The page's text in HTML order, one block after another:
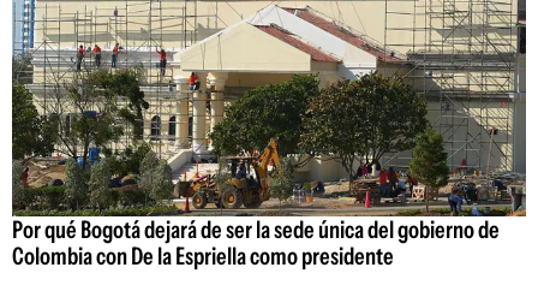
Por qué Bogotá dejará de ser la sede única del gobierno de
Colombia con De la Espriella como presidente